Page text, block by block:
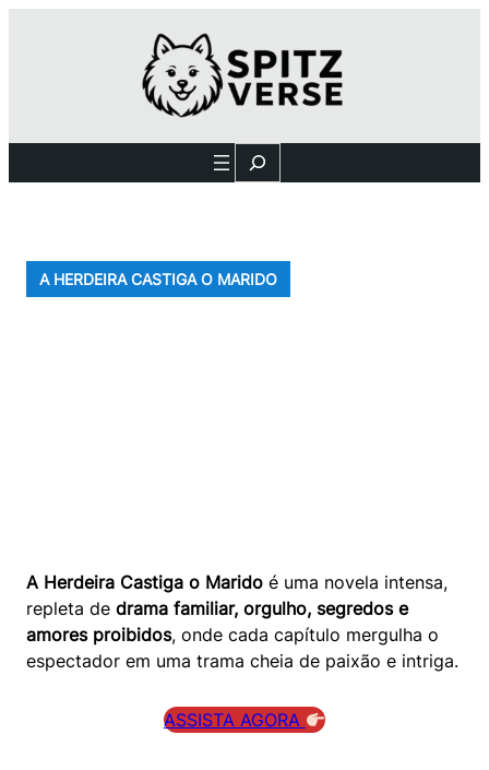
Search
A HERDEIRA CASTIGA O MARIDO
A Herdeira Castiga o Marido é uma novela intensa,
repleta de drama familiar, orgulho, segredos e
amores proibidos, onde cada capítulo mergulha o
espectador em uma trama cheia de paixão e intriga.
ASSISTA AGORA